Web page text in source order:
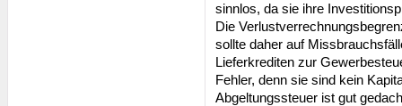
sinnlos, da sie ihre
Die
sollte daher auf
Lieferkrediten zur
Fehler, denn sie sind kein
Abgeltungssteuer ist gut